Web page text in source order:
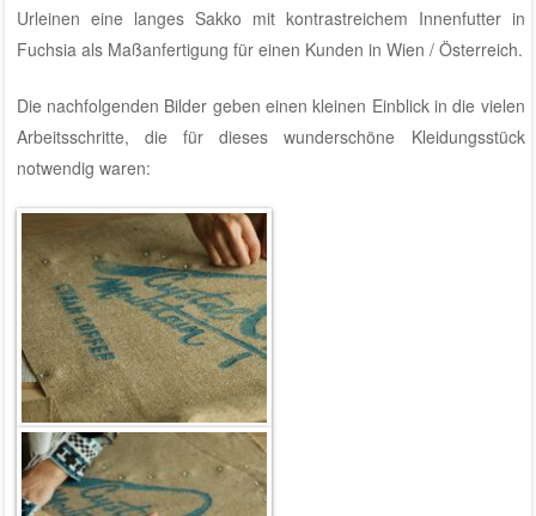
Urleinen eine langes Sakko mit kontrastreichem Innenfutter in
Fuchsia als Maßanfertigung für einen Kunden in Wien / Österreich.
Die nachfolgenden Bilder geben einen kleinen Einblick in die vielen
Arbeitsschritte, die für dieses wunderschöne Kleidungsstück
notwendig waren: